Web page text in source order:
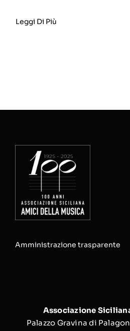
Leggi Di Più
Amministrazione trasparente
Associazione
Palazzo Gravina di